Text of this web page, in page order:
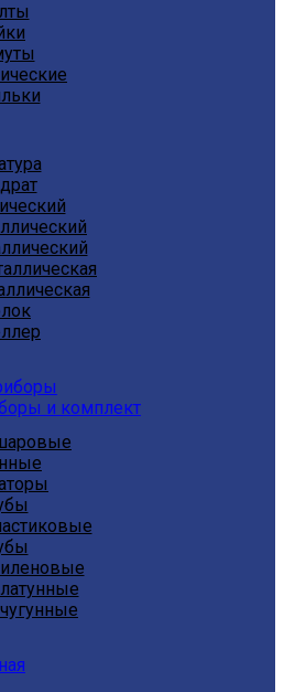
и комплект